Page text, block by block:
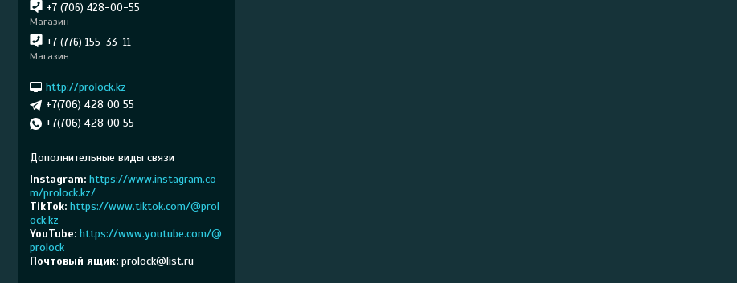
+7 (706) 428-00-55
Магазин
+7 (776) 155-33-11
Магазин
http://prolock.kz
+7(706) 428 00 55
+7(706) 428 00 55
Instagram https://www.instagram.co
m/prolock.kz/
TikTok https://www.tiktok.com/@prol
ock.kz
YouTube https://www.youtube.com/@
prolock
Почтовый ящик prolock@list.ru